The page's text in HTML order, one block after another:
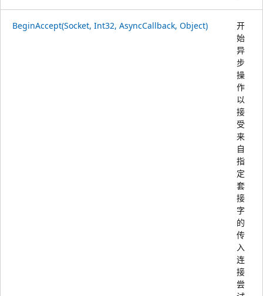
BeginAccept(Socket, Int32, AsyncCallback, Object)
开
始
异
步
操
作
以
接
受
来
自
指
定
套
接
字
的
传
入
连
接
尝